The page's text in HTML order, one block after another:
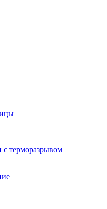
с терморазрывом